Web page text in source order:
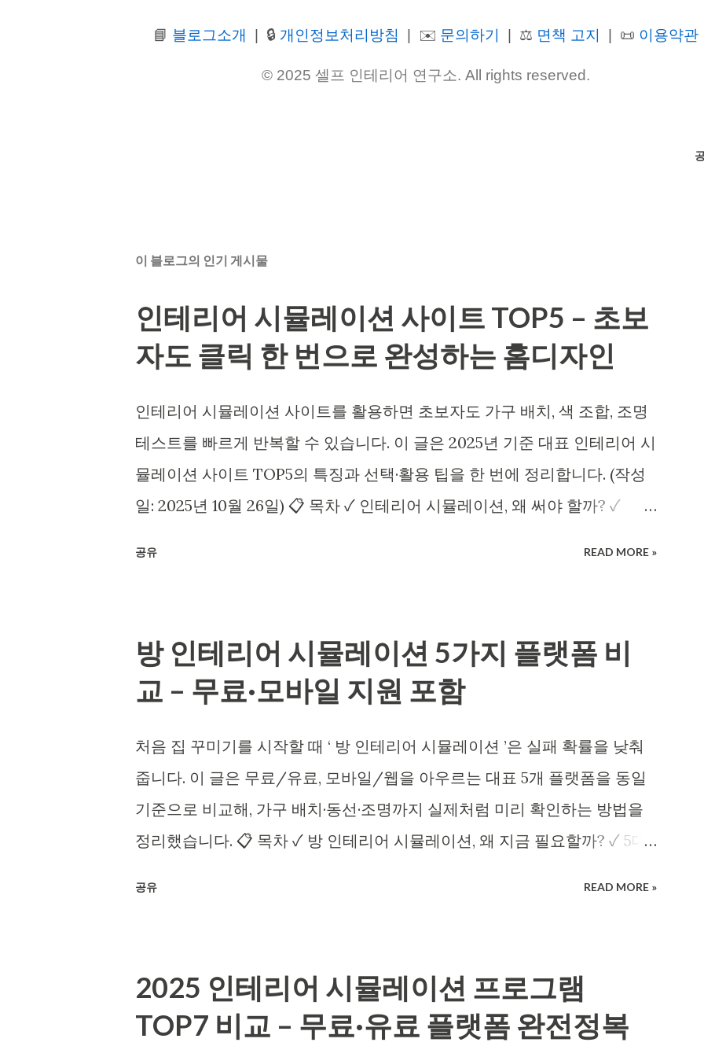
📘 블로그소개 | 🔒 개인정보처리방침 | ✉️ 문의하기 | ⚖️ 면책 고지 | 📜 이용약관
© 2025 셀프 인테리어 연구소. All rights reserved.
이 블로그의 인기 게시물
인테리어 시뮬레이션 사이트 TOP5 – 초보
자도 클릭 한 번으로 완성하는 홈디자인
인테리어 시뮬레이션 사이트를 활용하면 초보자도 가구 배치, 색 조합, 조명
테스트를 빠르게 반복할 수 있습니다. 이 글은 2025년 기준 대표 인테리어 시
뮬레이션 사이트 TOP5의 특징과 선택·활용 팁을 한 번에 정리합니다. (작성
일: 2025년 10월 26일) 📋 목차 ✓ 인테리어 시뮬레이션, 왜 써야 할까? ✓
가정을 빠르게 검증할수록 시행착오가 크게 줄어듭니다. 정확한 치수·가구
스케일링·동선 테스트를 지원하는 인테리어 시뮬레이션 사이트를 고르면 ‘한
가구를 들였더니 문이 안 열리고, 색이 서로 따로 놀았던 기억. 인테리어 시뮬
레이션 사이트로 클릭 몇 번만에 배치·색·조명 시나리오를 시험하면 시행착
오가 확 줄어듭니다. 🛋️💡 1) 인테리어 시뮬레이션, 왜 써야 할까? 인테리어
시뮬레이션 사이트는 가상의 공간에서 가구·바닥재·도장 색을 배치해 실물에
가까운 이미지를 확인하는 도구입니다. 초보자도 도면 없이 그리드에 벽을
동선·일조·가시성을 미리 테스트하면 환불·재시공 위험을 줄입니다. 또한 가
족 의사결정(공유...
공유 READ MORE »
방 인테리어 시뮬레이션 5가지 플랫폼 비
교 – 무료·모바일 지원 포함
처음 집 꾸미기를 시작할 때 ‘ 방 인테리어 시뮬레이션 ’은 실패 확률을 낮춰
줍니다. 이 글은 무료/유료, 모바일/웹을 아우르는 대표 5개 플랫폼을 동일
기준으로 비교해, 가구 배치·동선·조명까지 실제처럼 미리 확인하는 방법을
정리했습니다. 📋 목차 ✓ 방 인테리어 시뮬레이션, 왜 지금 필요할까? ✓ 5대
능성은 높습니다. 다만 방 인테리어 시뮬레이션 에서 소재 반사·색온도·카메
라 화각을 조정해야 체감이 올라갑니다. 아래 섹션에서 실무 팁을 단계별로
공유 READ MORE »
2025 인테리어 시뮬레이션 프로그램
TOP7 비교 – 무료·유료 플랫폼 완전정복